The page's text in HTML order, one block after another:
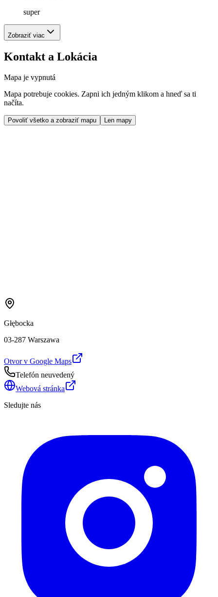
super
Zobraziť viac
Kontakt a Lokácia
Mapa je vypnutá
Mapa potrebuje cookies. Zapni ich jedným klikom a hneď sa ti
načíta.
Povoliť všetko a zobraziť mapu Len mapy
Głębocka
03-287 Warszawa
Otvor v Google Maps
Telefón neuvedený
Webová stránka
Sledujte nás